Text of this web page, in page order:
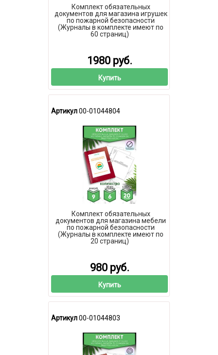
Комплект обязательных
документов для магазина игрушек
по пожарной безопасности
(Журналы в комплекте имеют по
60 страниц)
1980 руб.
Купить
Артикул00-01044804
Комплект обязательных
документов для магазина мебели
по пожарной безопасности
(Журналы в комплекте имеют по
20 страниц)
980 руб.
Купить
Артикул00-01044803